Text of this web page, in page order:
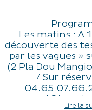
Les matins : A
découverte des
par les vagues »
(2 Pla Dou
/ Sur
Lire la